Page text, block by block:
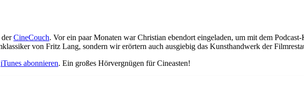
derCineCouch. Vor ein paar Monaten war Christian ebendort eingeladen, um mit dem
von Fritz Lang, sondern wir erörtern auch ausgiebig das Kunsthandwerk der
iTunes abonnieren. Ein großes Hörvergnügen für Cineasten!